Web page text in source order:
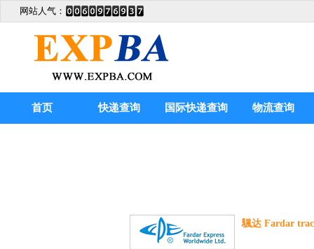
网站人气：
首页 快递查询 国际快递查询 物流查询
颿达 Fardar